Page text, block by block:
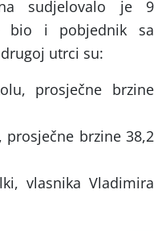
sudjelovalo je 9
bio i pobjednik sa
utrci su:
prosječne brzine
brzine 38,2
vlasnika Vladimira